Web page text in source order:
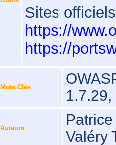
Sites
https://
https://
Mots Clés
Auteurs
Valéry